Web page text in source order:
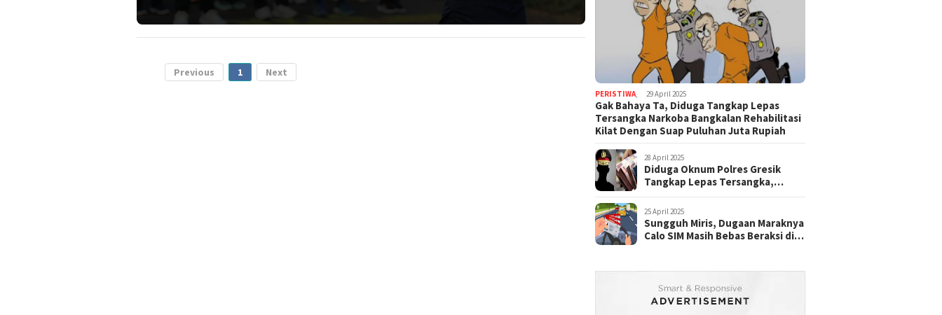
Previous 1 Next
PERISTIWA, 29 April 2025
Gak Bahaya Ta, Diduga Tangkap Lepas
Tersangka Narkoba Bangkalan Rehabilitasi
Kilat Dengan Suap Puluhan Juta Rupiah
28 April 2025
Diduga Oknum Polres Gresik
Tangkap Lepas Tersangka,
25 April 2025
Sungguh Miris, Dugaan Maraknya
Calo SIM Masih Bebas Beraksi di